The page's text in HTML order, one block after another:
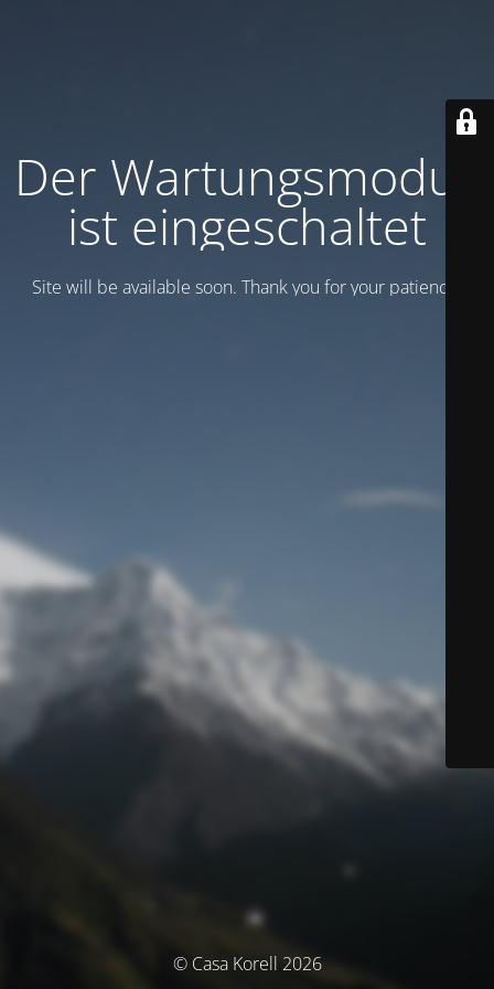
Der Wartungsmodus
ist eingeschaltet
Site will be available soon. Thank you for your patience!
© Casa Korell 2026